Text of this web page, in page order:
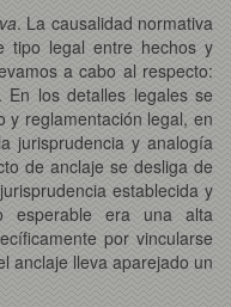
. La causalidad normativa
tipo legal entre hechos y
a cabo al respecto:
En los detalles legales se
y reglamentación legal, en
jurisprudencia y analogía
de anclaje se desliga de
establecida y
esperable era una alta
por vincularse
anclaje lleva aparejado un